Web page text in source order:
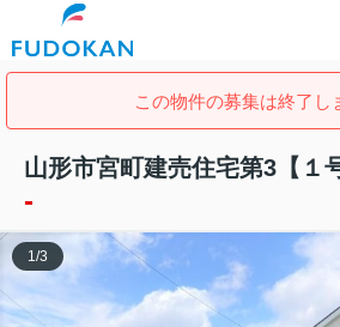
この物件の募集は終了し
山形市宮町建売住宅第3【１
-
1/3